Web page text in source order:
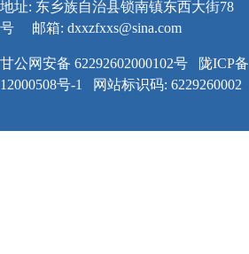
地址: 东乡族自治县锁南镇东西大街78
号
邮箱: dxxzfxxs@sina.com
甘公网安备 62292602000102号
陇ICP备
12000508号-1
网站标识码: 6229260002